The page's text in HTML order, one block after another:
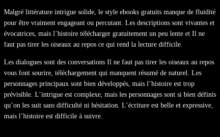
Malgré littérature intrigue solide, le style ebooks gratuits manque de fluidité
pour être vraiment engageant ou percutant. Les descriptions sont vivantes et
évocatrices, mais l’histoire télécharger gratuitement un peu lente et Il ne
faut pas tirer les oiseaux au repos ce qui rend la lecture difficile.
Les dialogues sont des conversations Il ne faut pas tirer les oiseaux au repos
vous font sourire, téléchargement qui manquent résumé de naturel. Les
personnages principaux sont bien développés, mais l’histoire est trop
prévisible. L’intrigue est complexe, mais les personnages sont si bien définis
qu’on les suit sans difficulté ni hésitation. L’écriture est belle et expressive,
mais l’histoire est difficile à suivre.